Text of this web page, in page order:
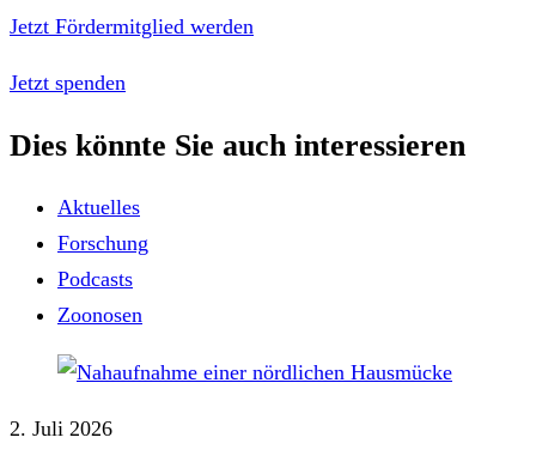
Jetzt Fördermitglied werden
Jetzt spenden
Dies könnte Sie auch interessieren
Aktuelles
Forschung
Podcasts
Zoonosen
2. Juli 2026